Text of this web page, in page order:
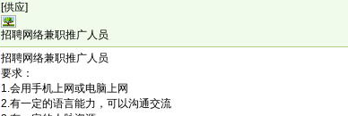
[供应]
招聘网络兼职推广人员
招聘网络兼职推广人员
要求：
1.会用手机上网或电脑上网
2.有一定的语言能力，可以沟通交流